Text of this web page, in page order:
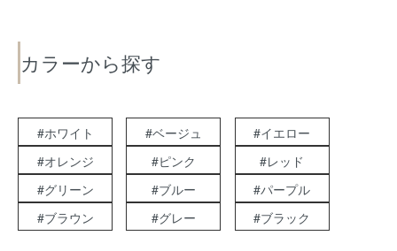
カラーから探す
#ホワイト #ベージュ
#イエロー
#オレンジ
#ピンク
#レッド
#グリーン
#ブルー
#パープル
#ブラウン
#グレー #ブラック